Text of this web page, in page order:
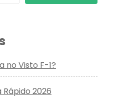
no Visto F-1?
Rápido 2026